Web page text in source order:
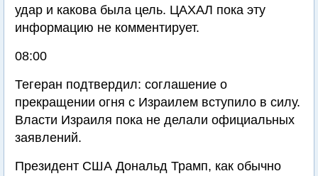
удар и какова была цель. ЦАХАЛ пока эту
информацию не комментирует.
08:00
Тегеран подтвердил: соглашение о
прекращении огня с Израилем вступило в силу.
Власти Израиля пока не делали официальных
заявлений.
Президент США Дональд Трамп, как обычно